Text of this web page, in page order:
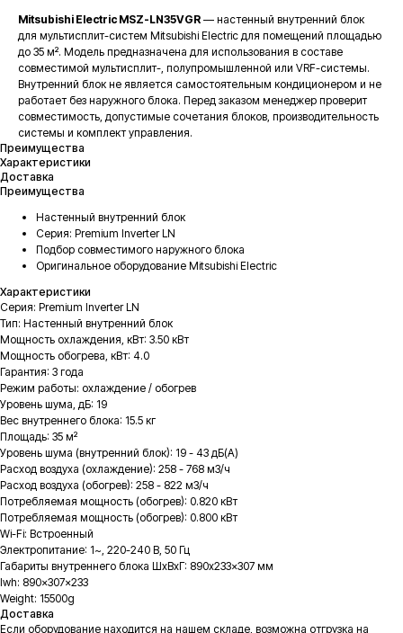
Mitsubishi Electric MSZ-LN35VGR — настенный внутренний блок
для мультисплит-систем Mitsubishi Electric для помещений площадью
до 35 м². Модель предназначена для использования в составе
совместимой мультисплит-, полупромышленной или VRF-системы.
Внутренний блок не является самостоятельным кондиционером и не
работает без наружного блока. Перед заказом менеджер проверит
совместимость, допустимые сочетания блоков, производительность
системы и комплект управления.
Преимущества
Характеристики
Доставка
Преимущества
Настенный внутренний блок
Серия: Premium Inverter LN
Подбор совместимого наружного блока
Оригинальное оборудование Mitsubishi Electric
Характеристики
Серия: Premium Inverter LN
Тип: Настенный внутренний блок
Мощность охлаждения, кВт: 3.50 кВт
Мощность обогрева, кВт: 4.0
Гарантия: 3 года
Режим работы: охлаждение / обогрев
Уровень шума, дБ: 19
Вес внутреннего блока: 15.5 кг
Площадь: 35 м²
Уровень шума (внутренний блок): 19 - 43 дБ(А)
Расход воздуха (охлаждение): 258 - 768 м3/ч
Расход воздуха (обогрев): 258 - 822 м3/ч
Потребляемая мощность (обогрев): 0.820 кВт
Потребляемая мощность (обогрев): 0.800 кВт
Wi-Fi: Встроенный
Электропитание: 1~, 220-240 В, 50 Гц
Габариты внутреннего блока ШxВxГ: 890x233x307 мм
lwh: 890x307x233
Weight: 15500g
Доставка
Если оборудование находится на нашем складе, возможна отгрузка на